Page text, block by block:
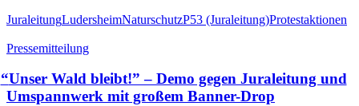
JuraleitungLudersheimNaturschutzP53 (Juraleitung)Protestaktionen
Pressemitteilung
“Unser Wald bleibt!” – Demo gegen Jura­lei­tung und
Umspann­werk mit gro­ßem Banner-Drop